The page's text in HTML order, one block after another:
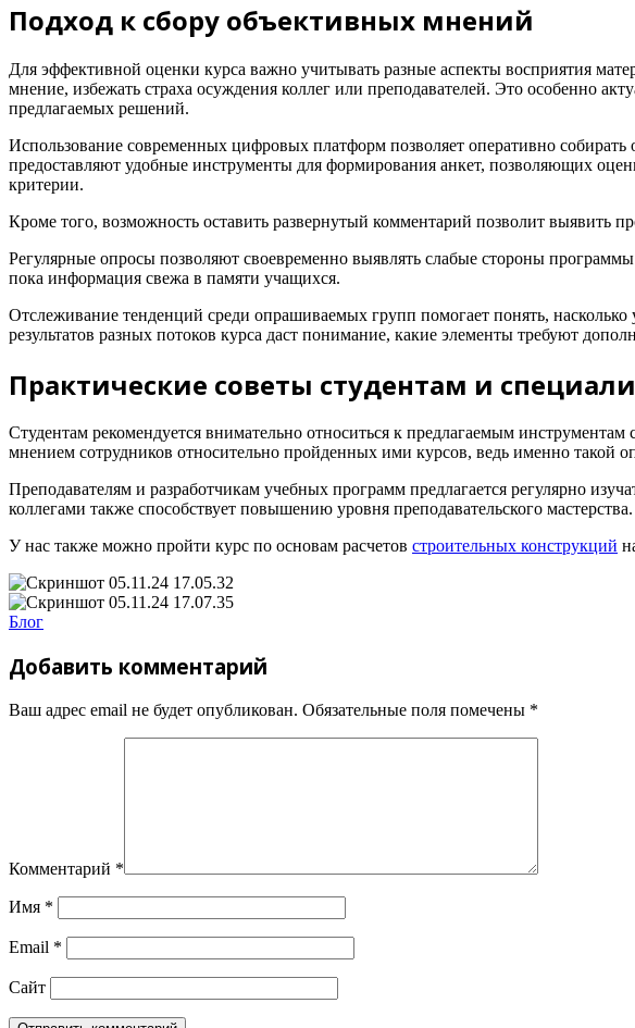
Подход к сбору объективных мнений
Для эффективной оценки курса важно учитывать разные аспекты восприятия
мнение, избежать страха осуждения коллег или преподавателей. Это особенно
предлагаемых решений.
Использование современных цифровых платформ позволяет оперативно
предоставляют удобные инструменты для формирования анкет, позволяющих
критерии.
Кроме того, возможность оставить развернутый комментарий позволит выявить
Регулярные опросы позволяют своевременно выявлять слабые стороны
пока информация свежа в памяти учащихся.
Отслеживание тенденций среди опрашиваемых групп помогает понять,
результатов разных потоков курса даст понимание, какие элементы требуют
Практические советы студентам и
Студентам рекомендуется внимательно относиться к предлагаемым
мнением сотрудников относительно пройденных ими курсов, ведь именно такой
Преподавателям и разработчикам учебных программ предлагается регулярно
коллегами также способствует повышению уровня преподавательского мастерства.
У нас также можно пройти курс по основам расчетов строительных конструкций
Блог
Добавить комментарий
Ваш адрес email не будет опубликован. Обязательные поля помечены *
Комментарий *
Имя *
Email *
Сайт